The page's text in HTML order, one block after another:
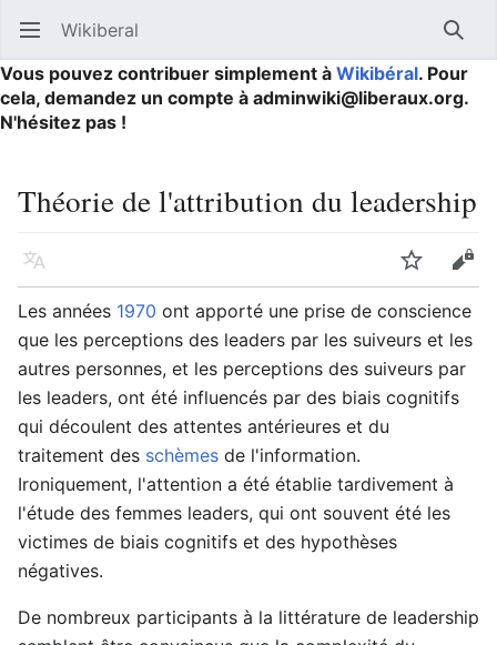
Ouvrir le menu principal Wikiberal
Vous pouvez contribuer simplement à Wikibéral. Pour
cela, demandez un compte à adminwiki@liberaux.org.
N'hésitez pas !
Théorie de l'attribution du leadership
Langue Suivre
Les années 1970 ont apporté une prise de conscience
que les perceptions des leaders par les suiveurs et les
autres personnes, et les perceptions des suiveurs par
les leaders, ont été influencés par des biais cognitifs
qui découlent des attentes antérieures et du
traitement des schèmes de l'information.
Ironiquement, l'attention a été établie tardivement à
l'étude des femmes leaders, qui ont souvent été les
victimes de biais cognitifs et des hypothèses
négatives.
De nombreux participants à la littérature de leadership